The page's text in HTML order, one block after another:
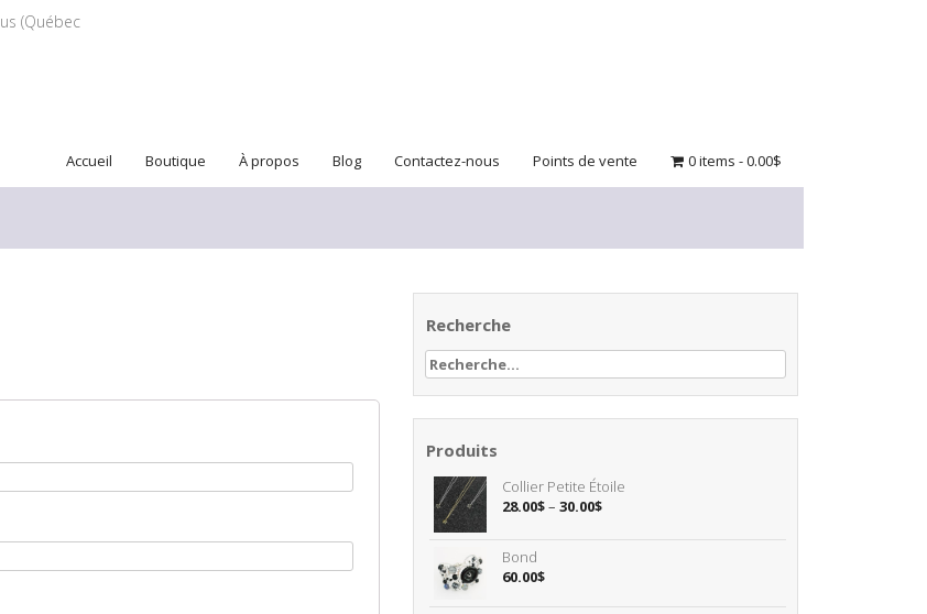
(Québec
Skip to content
Accueil Boutique À propos Blog Contactez-nous Points de vente 0 items 0.00$
Recherche
Rechercher :
Produits
Collier Petite Étoile
28.00$– 30.00$
Bond
60.00$